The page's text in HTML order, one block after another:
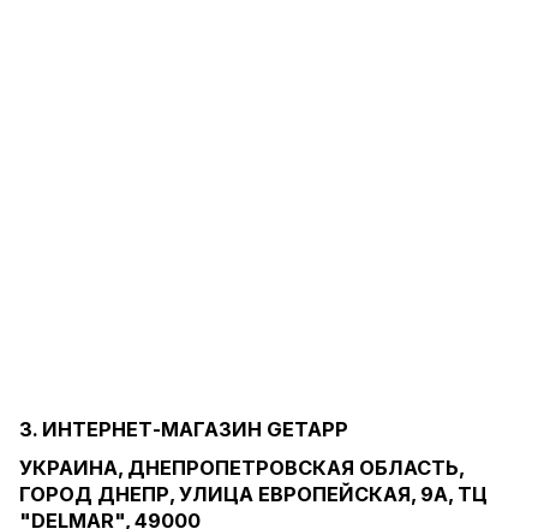
3. ИНТЕРНЕТ-МАГАЗИН GETAPP
УКРАИНА, ДНЕПРОПЕТРОВСКАЯ ОБЛАСТЬ,
ГОРОД ДНЕПР, УЛИЦА ЕВРОПЕЙСКАЯ, 9А, ТЦ
"DELMAR", 49000